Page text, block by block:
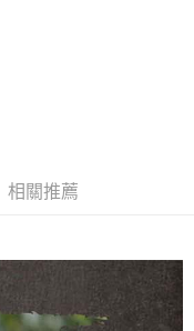
相關推薦